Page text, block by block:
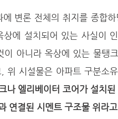
에 설치되어 있는 사실이
아니라 옥상에 있는 물탱
위 시설물은 아파트 구분소
나 엘리베이터 코어가 설치
연결된 시멘트 구조물 위라